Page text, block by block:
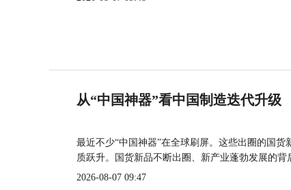
从“中国神器”看中国制造迭代升级
最近不少“中国神器”在全球刷屏。这些出圈的国
质跃升。国货新品不断出圈、新产业蓬勃发展的背
2026-08-07 09:47